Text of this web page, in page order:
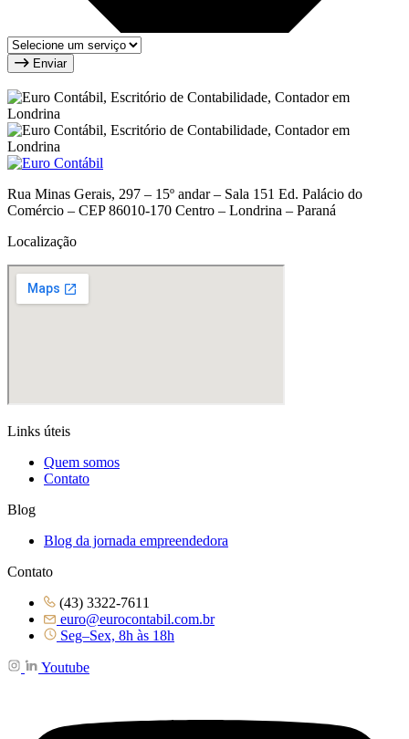
Enviar
Rua Minas Gerais, 297 – 15º andar – Sala 151 Ed. Palácio do
Comércio – CEP 86010-170 Centro – Londrina – Paraná
Localização
Links úteis
Quem somos
Contato
Blog
Blog da jornada empreendedora
Contato
(43) 3322-7611
euro@eurocontabil.com.br
Seg–Sex, 8h às 18h
Youtube